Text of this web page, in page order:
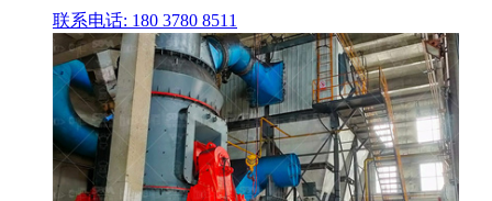
联系电话: 180 3780 8511